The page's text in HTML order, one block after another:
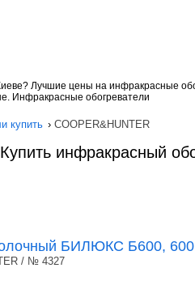
Лучшие цены на инфракрасные
Инфракрасные обогреватели
купить › COOPER&HUNTER
инфракрасный
БИЛЮКС Б600,
/ № 4327